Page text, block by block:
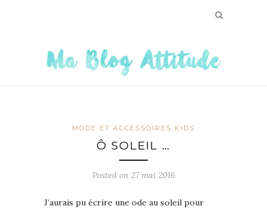
MODE ET ACCESSOIRES KIDS
Ô SOLEIL …
Posted on 27 mai 2016
J’aurais pu écrire une ode au soleil pour